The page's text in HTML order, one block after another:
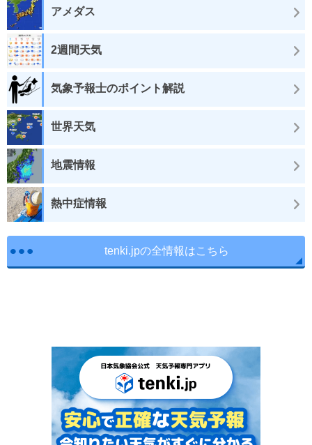
アメダス
2週間天気
気象予報士のポイント解説
世界天気
地震情報
熱中症情報
tenki.jpの全情報はこちら